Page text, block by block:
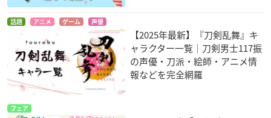
話題 アニメ ゲーム 声優
【2025年最新】『刀剣乱舞』キ
ャラクター一覧｜刀剣男士117振
の声優・刀派・絵師・アニメ情
報などを完全網羅
フェア